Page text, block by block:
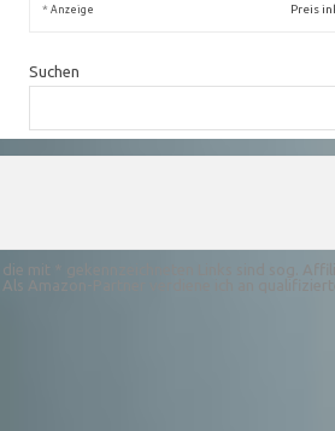
* Anzeige Preis
Suchen
die mit * gekennzeichneten Links sind sog.
Als Amazon-Partner verdiene ich an